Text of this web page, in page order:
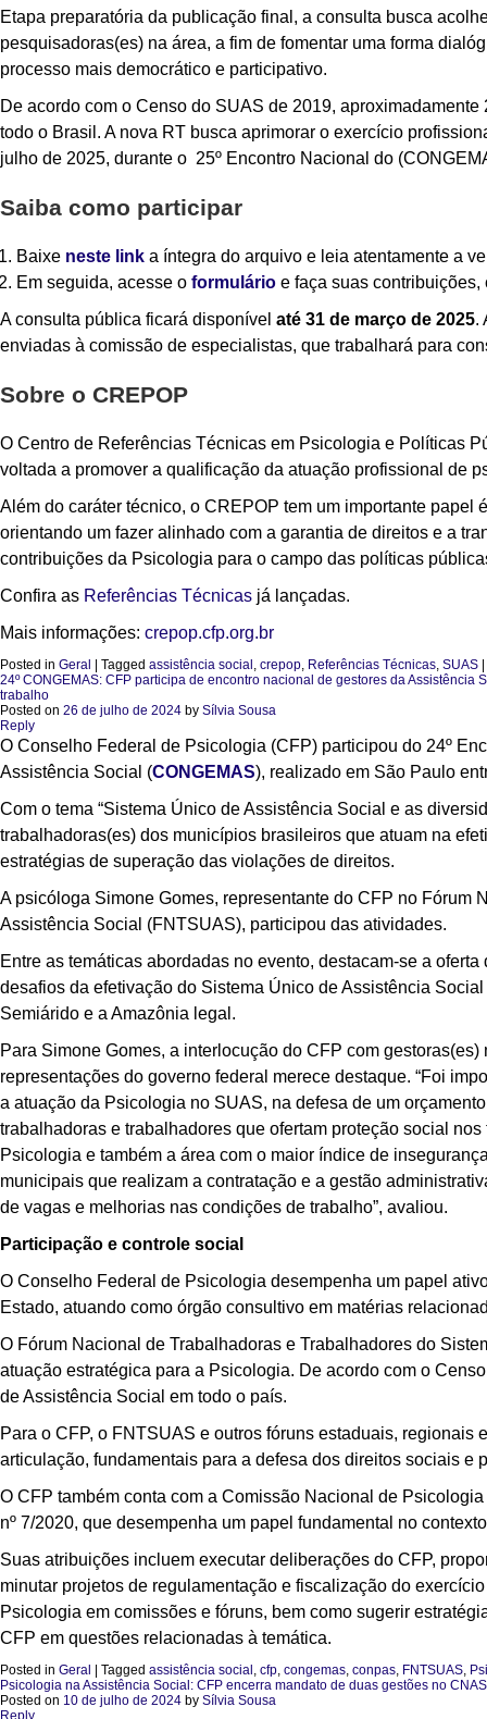
Etapa preparatória da publicação final, a consulta busca
pesquisadoras(es) na área, a fim de fomentar uma forma
processo mais democrático e participativo.
De acordo com o Censo do SUAS de 2019,
todo o Brasil. A nova RT busca aprimorar o exercício
julho de 2025, durante o 25º Encontro Nacional do
Saiba como participar
Baixe neste link a íntegra do arquivo e leia atentamente a
Em seguida, acesse o formulário e faça suas
A consulta pública ficará disponível até 31 de março de 2025.
enviadas à comissão de especialistas, que trabalhará para
Sobre o CREPOP
O Centro de Referências Técnicas em Psicologia e Políticas
voltada a promover a qualificação da atuação profissional de
Além do caráter técnico, o CREPOP tem um importante
orientando um fazer alinhado com a garantia de direitos e a
contribuições da Psicologia para o campo das políticas
Confira as Referências Técnicas já lançadas.
Mais informações: crepop.cfp.org.br
Posted in Geral Tagged assistência social , crepop, Referências Técnicas, SUAS
24º CONGEMAS: CFP participa de encontro nacional de gestores da
trabalho
Posted on 26 de julho de 2024 by Sílvia Sousa
Reply
O Conselho Federal de Psicologia (CFP) participou do 24º
Assistência Social (CONGEMAS), realizado em São Paulo
Com o tema “Sistema Único de Assistência Social e as
trabalhadoras(es) dos municípios brasileiros que atuam na
estratégias de superação das violações de direitos.
A psicóloga Simone Gomes, representante do CFP no
Assistência Social (FNTSUAS), participou das atividades.
Entre as temáticas abordadas no evento, destacam-se a
desafios da efetivação do Sistema Único de Assistência
Semiárido e a Amazônia legal.
Para Simone Gomes, a interlocução do CFP com
representações do governo federal merece destaque. “Foi
a atuação da Psicologia no SUAS, na defesa de um
trabalhadoras e trabalhadores que ofertam proteção social
Psicologia e também a área com o maior índice de
municipais que realizam a contratação e a gestão
de vagas e melhorias nas condições de trabalho”, avaliou.
Participação e controle social
O Conselho Federal de Psicologia desempenha um papel
Estado, atuando como órgão consultivo em matérias
O Fórum Nacional de Trabalhadoras e Trabalhadores do
atuação estratégica para a Psicologia. De acordo com o
de Assistência Social em todo o país.
Para o CFP, o FNTSUAS e outros fóruns estaduais,
articulação, fundamentais para a defesa dos direitos sociais
O CFP também conta com a Comissão Nacional de
nº 7/2020, que desempenha um papel fundamental no
Suas atribuições incluem executar deliberações do CFP,
minutar projetos de regulamentação e fiscalização do
Psicologia em comissões e fóruns, bem como sugerir
CFP em questões relacionadas à temática.
Posted in Geral Tagged assistência social , cfp, congemas, conpas, FNTSUAS,
Psicologia na Assistência Social: CFP encerra mandato de duas gestões no
Posted on 10 de julho de 2024 by Sílvia Sousa
Reply